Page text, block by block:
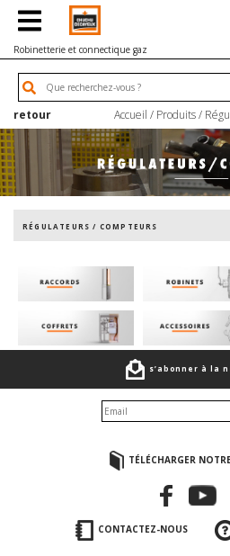
Robinetterie et connectique gaz
retour Accueil / Produits/
RÉGULATEURS / COMPTEURS
s’abonner à la
TÉLÉCHARGER
CONTACTEZ-NOUS